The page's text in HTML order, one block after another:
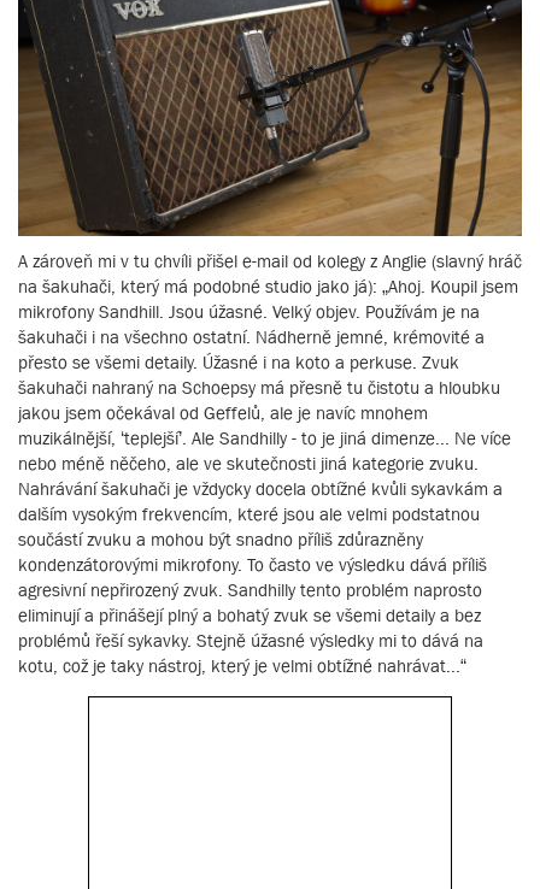
A zároveň mi v tu chvíli přišel e-mail od kolegy z Anglie (slavný hráč
na šakuhači, který má podobné studio jako já): „Ahoj. Koupil jsem
mikrofony Sandhill. Jsou úžasné. Velký objev. Používám je na
šakuhači i na všechno ostatní. Nádherně jemné, krémovité a
přesto se všemi detaily. Úžasné i na koto a perkuse. Zvuk
šakuhači nahraný na Schoepsy má přesně tu čistotu a hloubku
jakou jsem očekával od Geffelů, ale je navíc mnohem
muzikálnější, ‘teplejší’. Ale Sandhilly - to je jiná dimenze... Ne více
nebo méně něčeho, ale ve skutečnosti jiná kategorie zvuku.
Nahrávání šakuhači je vždycky docela obtížné kvůli sykavkám a
dalším vysokým frekvencím, které jsou ale velmi podstatnou
součástí zvuku a mohou být snadno příliš zdůrazněny
kondenzátorovými mikrofony. To často ve výsledku dává příliš
agresivní nepřirozený zvuk. Sandhilly tento problém naprosto
eliminují a přinášejí plný a bohatý zvuk se všemi detaily a bez
problémů řeší sykavky. Stejně úžasné výsledky mi to dává na
kotu, což je taky nástroj, který je velmi obtížné nahrávat...“